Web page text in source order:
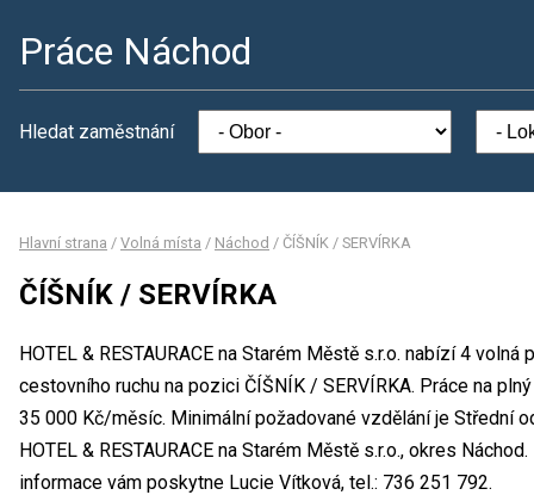
Práce Náchod
Hledat zaměstnání
Hlavní strana / Volná místa / Náchod / ČÍŠNÍK / SERVÍRKA
ČÍŠNÍK / SERVÍRKA
HOTEL & RESTAURACE na Starém Městě s.r.o. nabízí 4
cestovního ruchu na pozici ČÍŠNÍK / SERVÍRKA. Práce na
35 000 Kč/měsíc. Minimální požadované vzdělání je Střední
HOTEL & RESTAURACE na Starém Městě s.r.o., okres
informace vám poskytne Lucie Vítková, tel.: 736 251 792.